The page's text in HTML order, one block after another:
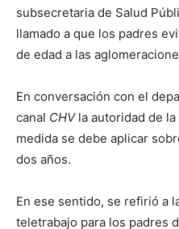
subsecretaria de Salud
llamado a que los padres
de edad a las
En conversación con el
canal CHVla autoridad de
medida se debe aplicar
dos años.
En ese sentido, se refirió a
teletrabajo para los padres